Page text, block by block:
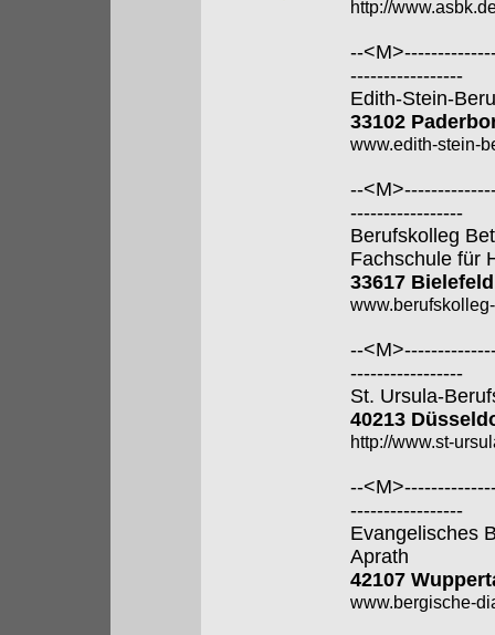
http://
--
-----------------
Edith-Stein-
33102
www.edith-stein-
--
-----------------
Berufskolleg
Fachschule für
33617 Bielefeld
--
-----------------
St. Ursula-
40213
http://www.st-
--
-----------------
Evangelisches
Aprath
42107
www.bergische-